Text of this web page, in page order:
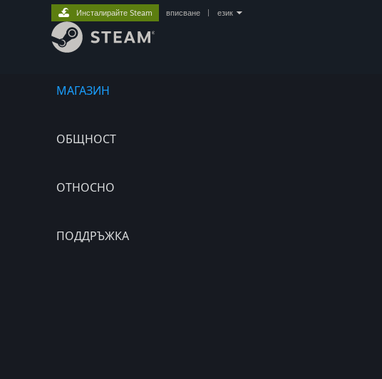
МАГАЗИН
ОБЩНОСТ
ОТНОСНО
ПОДДРЪЖКА
Инсталирайте Steam вписване език